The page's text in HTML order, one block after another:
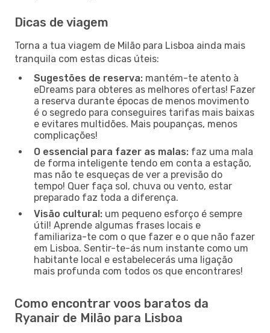
Dicas de viagem
Torna a tua viagem de Milão para Lisboa ainda mais
tranquila com estas dicas úteis:
Sugestões de reserva: mantém-te atento à
eDreams para obteres as melhores ofertas! Fazer
a reserva durante épocas de menos movimento
é o segredo para conseguires tarifas mais baixas
e evitares multidões. Mais poupanças, menos
complicações!
O essencial para fazer as malas: faz uma mala
de forma inteligente tendo em conta a estação,
mas não te esqueças de ver a previsão do
tempo! Quer faça sol, chuva ou vento, estar
preparado faz toda a diferença.
Visão cultural: um pequeno esforço é sempre
útil! Aprende algumas frases locais e
familiariza-te com o que fazer e o que não fazer
em Lisboa. Sentir-te-ás num instante como um
habitante local e estabelecerás uma ligação
mais profunda com todos os que encontrares!
Como encontrar voos baratos da
Ryanair de Milão para Lisboa